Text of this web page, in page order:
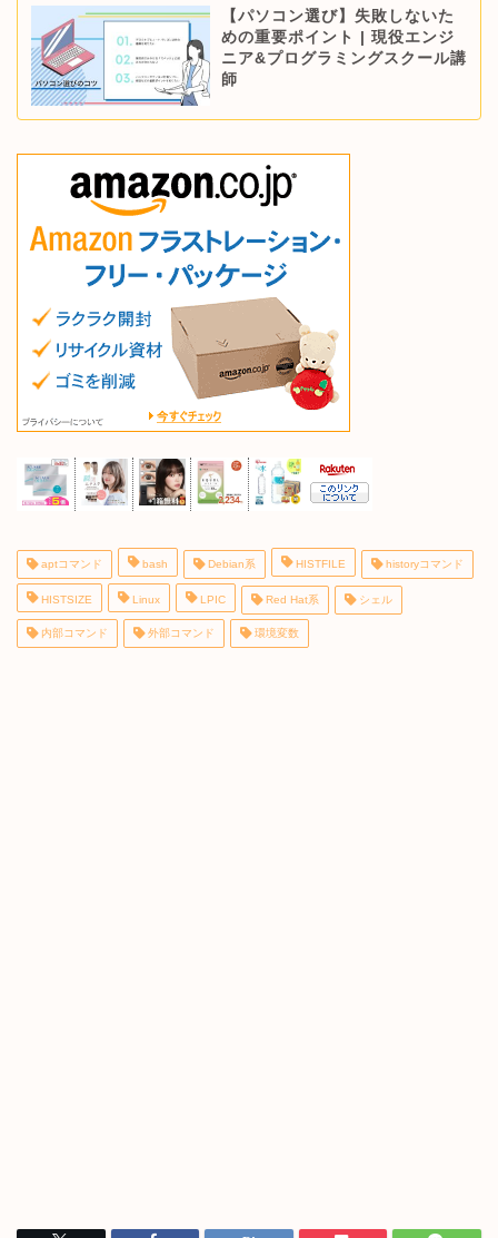
【パソコン選び】失敗しないた
めの重要ポイント | 現役エンジ
ニア&プログラミングスクール講
師
aptコマンド bash Debian系 HISTFILE historyコマンド
HISTSIZE Linux LPIC Red Hat系 シェル
内部コマンド 外部コマンド 環境変数